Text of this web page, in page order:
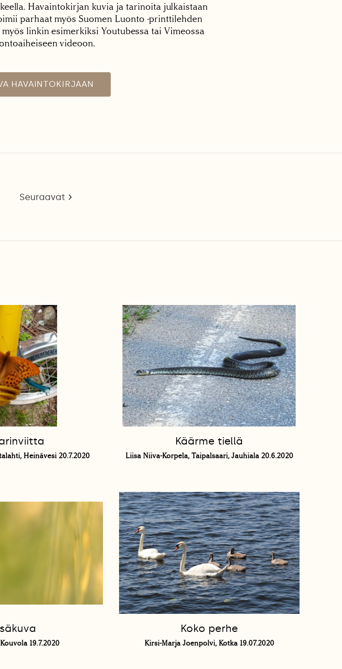
Havaintokirjan kuvia ja tarinoita julkaistaan
parhaat myös Suomen Luonto -printtilehden
linkin esimerkiksi Youtubessa tai Vimeossa
videoon.
HAVAINTOKIRJAAN
Seuraavat
Heinävesi 20.7.2020
Käärme tiellä
Liisa Niiva-Korpela, Taipalsaari, Jauhiala 20.6.2020
19.7.2020
Koko perhe
Kirsi-Marja Joenpolvi, Kotka 19.07.2020